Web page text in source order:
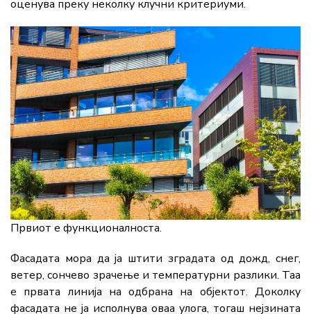
оценува преку неколку клучни критериуми.
Првиот е функционалноста.
Фасадата мора да ја штити зградата од дожд, снег,
ветер, сончево зрачење и температурни разлики. Таа
е првата линија на одбрана на објектот. Доколку
фасадата не ја исполнува оваа улога, тогаш нејзината